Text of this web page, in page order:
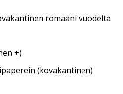
romaani vuodelta
+)
(kovakantinen)